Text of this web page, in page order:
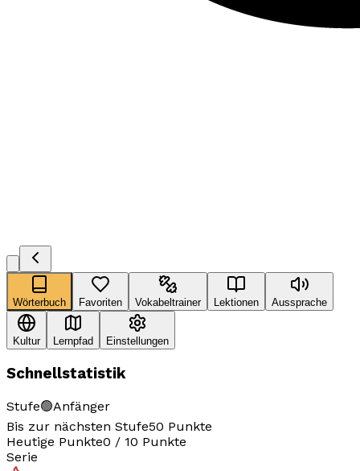
Wörterbuch Favoriten Vokabeltrainer Lektionen Aussprache
Kultur Lernpfad Einstellungen
Schnellstatistik
Stufe🟢Anfänger
Bis zur nächsten Stufe50 Punkte
Heutige Punkte0 / 10 Punkte
Serie